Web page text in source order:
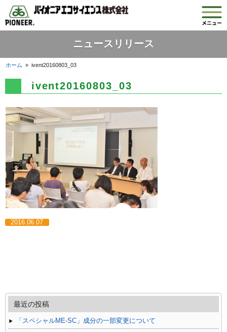
ニュースリリース
ホーム »ivent20160803_03
ivent20160803_03
2016.06.07
最近の投稿
「スペシャルME-SC」成分の一部変更について